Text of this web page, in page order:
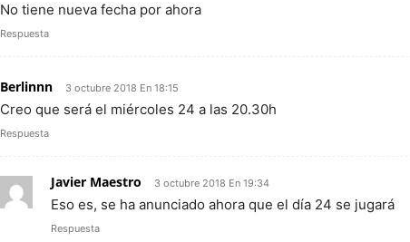
No tiene nueva fecha por ahora
Respuesta
Berlinnn 3 octubre 2018 En 18:15
Creo que será el miércoles 24 a las 20.30h
Respuesta
Javier Maestro 3 octubre 2018 En 19:34
Eso es, se ha anunciado ahora que el día 24 se jugará
Respuesta